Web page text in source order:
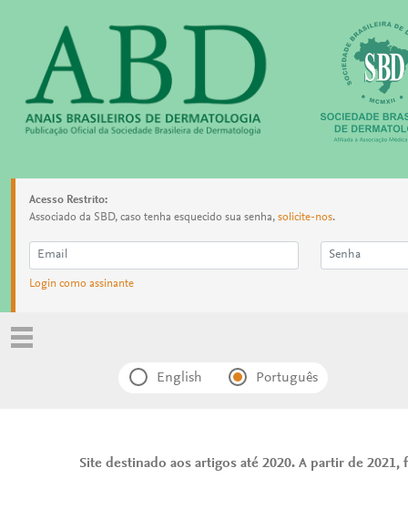
Acesso Restrito:
Associado da SBD, caso tenha esquecido sua senha, solicite-nos.
Login como assinante
English Português
Site destinado aos artigos até 2020. A partir de